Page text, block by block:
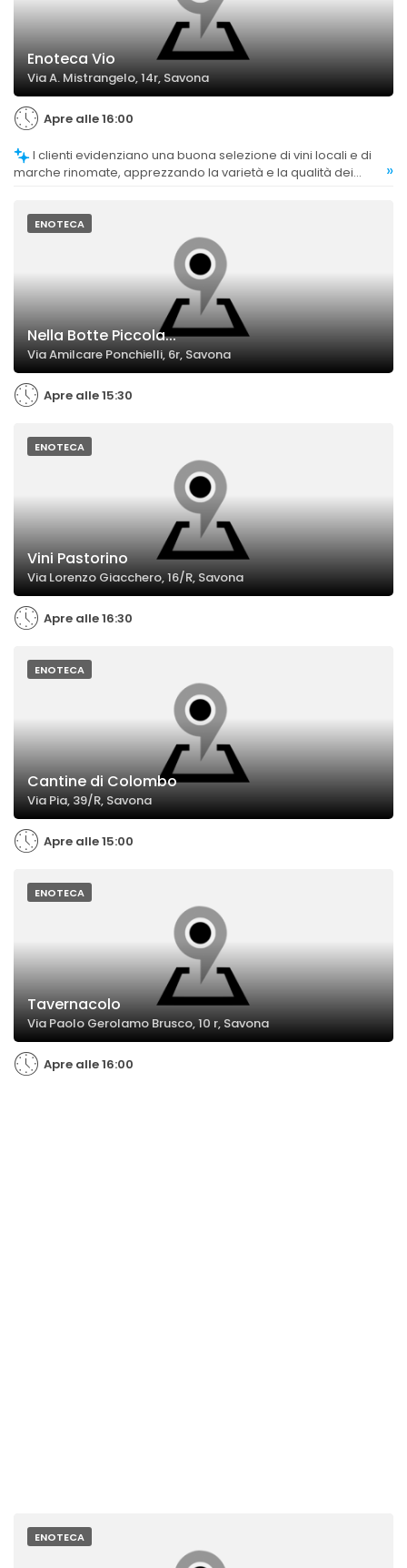
Enoteca Vio
Via A. Mistrangelo, 14r, Savona
Apre alle 16:00
marche rinomate, apprezzando la varietà e la qualità dei
»
ENOTECA
Nella Botte Piccola...
Via Amilcare Ponchielli, 6r, Savona
Apre alle 15:30
ENOTECA
Vini Pastorino
Via Lorenzo Giacchero, 16/R, Savona
Apre alle 16:30
ENOTECA
Cantine di Colombo
Via Pia, 39/R, Savona
Apre alle 15:00
ENOTECA
Tavernacolo
Via Paolo Gerolamo Brusco, 10 r, Savona
Apre alle 16:00
ENOTECA